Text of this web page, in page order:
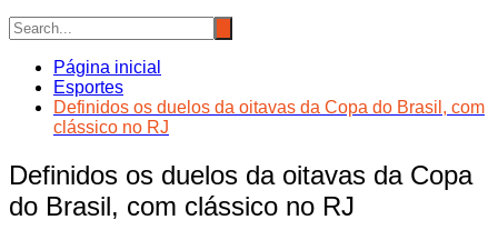
Página inicial
Esportes
Definidos os duelos da oitavas da Copa do Brasil, com
clássico no RJ
Definidos os duelos da oitavas da Copa
do Brasil, com clássico no RJ